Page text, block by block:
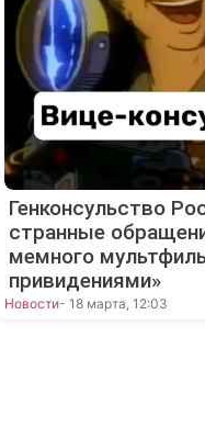
Генконсульство
странные
мемного
привидениями»
Новости- 18 марта, 12:03